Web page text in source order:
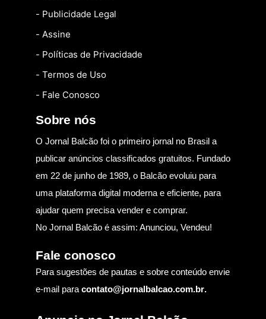
- Publicidade Legal
- Assine
- Políticas de Privacidade
- Termos de Uso
- Fale Conosco
Sobre nós
O Jornal Balcão foi o primeiro jornal no Brasil a
publicar anúncios classificados gratuitos. Fundado
em 22 de junho de 1989, o Balcão evoluiu para
uma plataforma digital moderna e eficiente, para
ajudar quem precisa vender e comprar.
No Jornal Balcão é assim: Anunciou, Vendeu!
Fale conosco
Para sugestões de pautas e sobre conteúdo envie
e-mail para contato@jornalbalcao.com.br.